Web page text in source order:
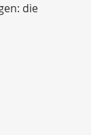
die